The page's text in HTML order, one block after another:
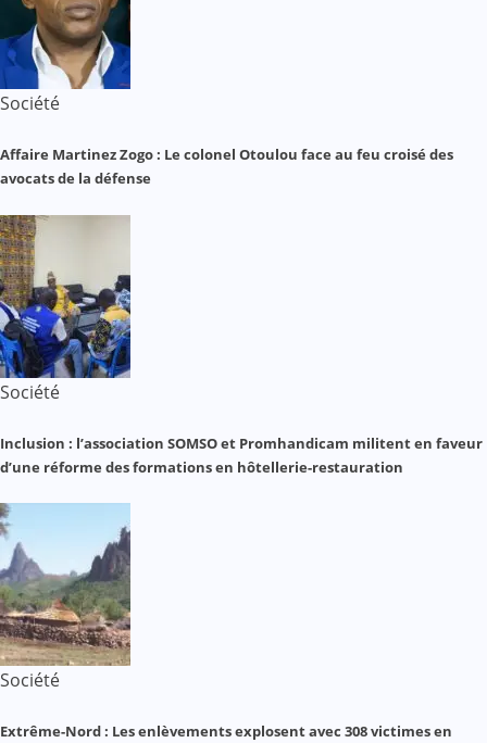
Société
Affaire Martinez Zogo : Le colonel Otoulou face au feu croisé des
avocats de la défense
Société
Inclusion : l’association SOMSO et Promhandicam militent en faveur
d’une réforme des formations en hôtellerie-restauration
Société
Extrême-Nord : Les enlèvements explosent avec 308 victimes en